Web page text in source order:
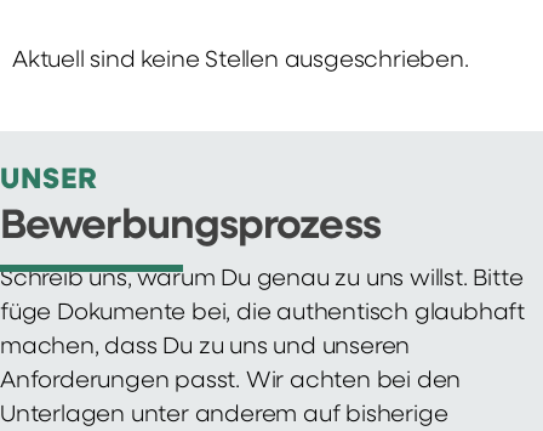
Aktuell sind keine Stellen ausgeschrieben.
UNSER
Bewerbungsprozess
Schreib uns, warum Du genau zu uns willst. Bitte
füge Dokumente bei, die authentisch glaubhaft
machen, dass Du zu uns und unseren
Anforderungen passt. Wir achten bei den
Unterlagen unter anderem auf bisherige